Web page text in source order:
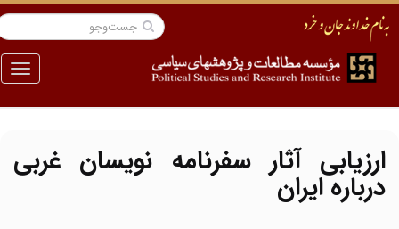
منو
ارزیابی آثار سفرنامه نویسان غربی
درباره ایران